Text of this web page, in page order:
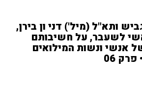
ותא"ל (מיל') דני ון בירן,
לשעבר, על חשיבותם
אנשי ונשות המילואים
06